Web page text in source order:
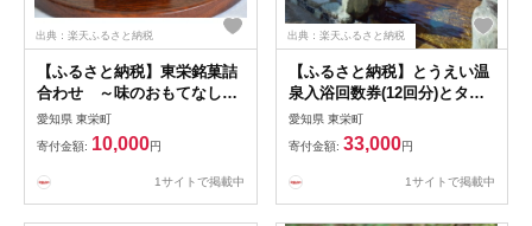
出典：楽天ふるさと納税
【ふるさと納税】東栄銘菓詰
合わせ ～味のおもてなし～
【配送不可地域：離島・北海
道・沖縄県】【1021283】
愛知県 東栄町
寄付金額: 10,000円
1サイトで掲載中
出典：楽天ふるさと納税
【ふるさと納税】とうえい温
泉入浴回数券(12回分)とタオ
ルセット【1020666】
愛知県 東栄町
寄付金額: 33,000円
1サイトで掲載中